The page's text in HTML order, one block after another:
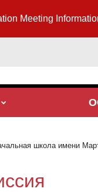
Meeting
школа имени